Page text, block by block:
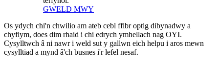
GWELD MWY
Os ydych chi'n chwilio am ateb cebl ffibr optig dibynadwy a
chyflym, does dim rhaid i chi edrych ymhellach nag OYI.
Cysylltwch â ni nawr i weld sut y gallwn eich helpu i aros mewn
cysylltiad a mynd â'ch busnes i'r lefel nesaf.